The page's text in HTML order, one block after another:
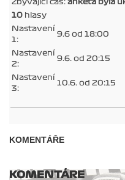
Zbývající čas: anketa byla
10 hlasy
Nastavení
1:
9.6 od 18:00
Nastavení
2:
9.6. od 20:15
Nastavení
3:
10.6. od 20:15
KOMENTÁŘE
KOMENTÁRE